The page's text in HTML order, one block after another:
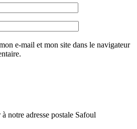
e-mail et mon site dans le navigateur
notre adresse postale Safoul